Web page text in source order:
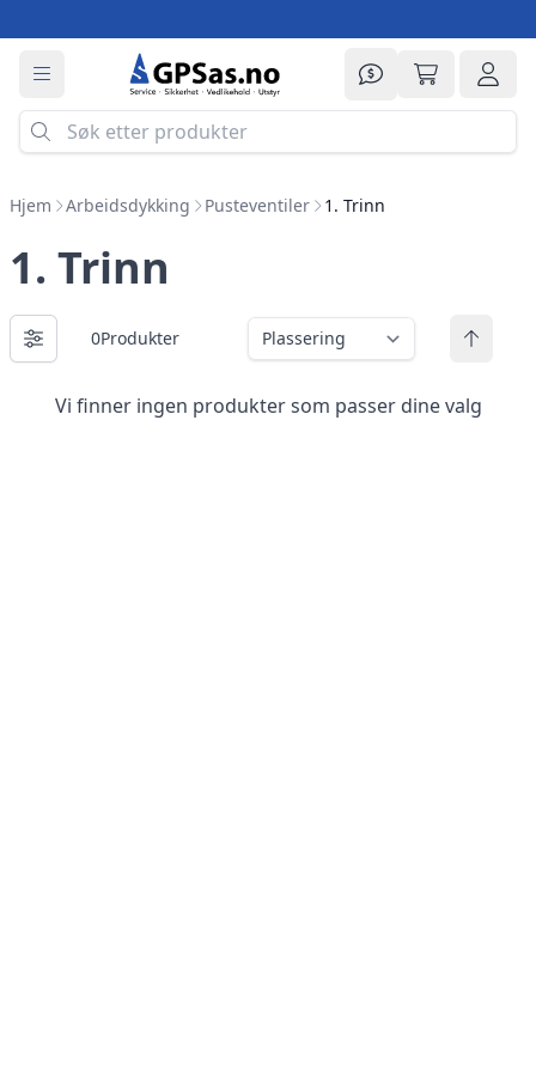
Prisforespørsel
Min Logg
Hjem Arbeidsdykking Pusteventiler 1. Trinn
1. Trinn
Viser
0Produkter Sort etter
Vi finner ingen produkter som passer dine valg